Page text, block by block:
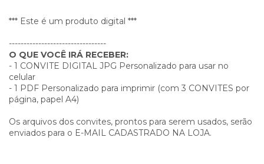
*** Este é um produto digital ***
---------------------------------
O QUE VOCÊ IRÁ RECEBER:
- 1 CONVITE DIGITAL JPG Personalizado para usar no
celular
- 1 PDF Personalizado para imprimir (com 3 CONVITES por
página, papel A4)
Os arquivos dos convites, prontos para serem usados, serão
enviados para o E-MAIL CADASTRADO NA LOJA.